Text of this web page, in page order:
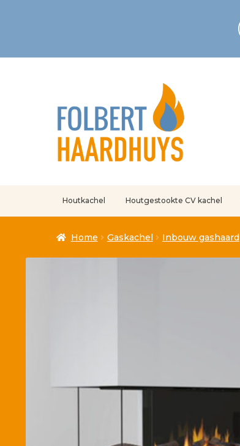
Houtkachel Houtgestookte CV kachel
Home Gaskachel Inbouw gashaard